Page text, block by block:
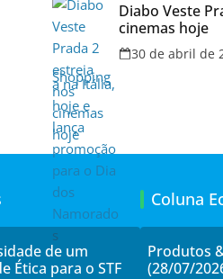
Diabo Veste
cinemas hoje
30 de abril de
de um
Ética para o STF
Coluna
Produtos
(28/07/